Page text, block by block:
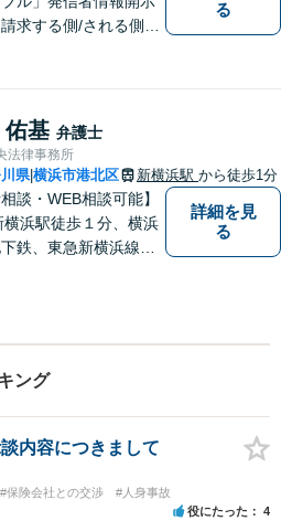
求する側/される側）
の解決へ導きます。
所困難な方もお気軽
ください。
る
佑基 弁護士
法律事務所
県|横浜市港北区 新横浜駅 から徒歩1分
相談・WEB相談可能】
横浜駅徒歩１分、横浜
鉄、東急新横浜線新
詳細を見
る
ング
内容につきまして
#保険会社との交渉 #人身事故
役にたった 4